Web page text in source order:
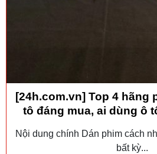
[24h.com.vn] Top 4 hãng
tô đáng mua, ai dùng ô
Nội dung chính Dán phim cách
bất kỳ...